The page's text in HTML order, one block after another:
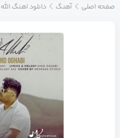
صفحه اصلی آهنگ دانلود اهنگ الله 2 با کیفیت 128 و 320